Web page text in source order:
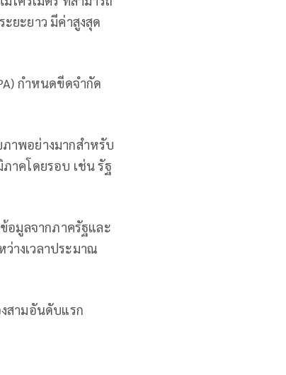
ยะยาว มีค่าสูงสุด
กำหนดขีดจำกัด
าพอย่างมากสำหรับ
าคโดยรอบ เช่น รัฐ
อมูลจากภาครัฐและ
างเวลาประมาณ
สามอันดับแรก